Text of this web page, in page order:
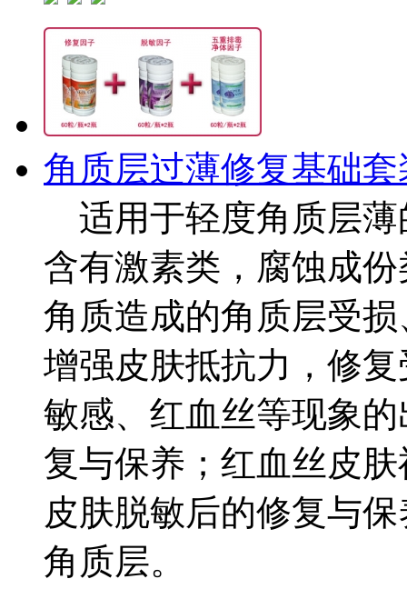
角质层过薄修复基础套
适用于轻度角质层薄
含有激素类，腐蚀成
角质造成的角质层受
增强皮肤抵抗力，修
敏感、红血丝等现象
复与保养；红血丝皮
皮肤脱敏后的修复与
角质层。